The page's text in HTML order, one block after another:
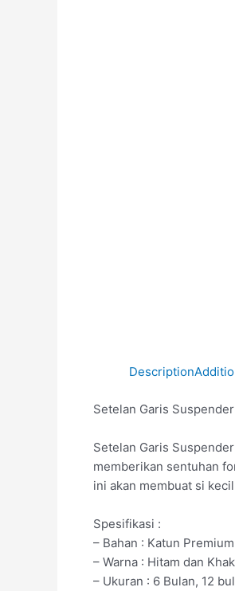
Description
Setelan Garis Suspender
Setelan Garis
memberikan sentuhan
ini akan membuat si
Spesifikasi :
– Bahan : Katun Premium
– Warna : Hitam dan
– Ukuran : 6 Bulan, 12